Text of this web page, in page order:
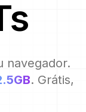
s
navegador.
. Grátis,